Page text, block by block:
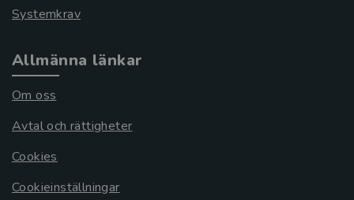
Systemkrav
Allmänna länkar
Om oss
Avtal och rättigheter
Cookies
Cookieinställningar